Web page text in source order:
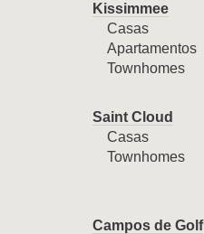
Kissimmee
Casas
Apartamentos
Townhomes
Saint Cloud
Casas
Townhomes
Campos de Golf